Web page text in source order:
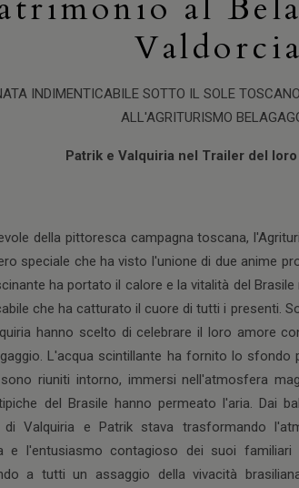
Valdorcia
INDIMENTICABILE SOTTO IL SOLE
ALL'AGRITURISMO
Patrik e Valquiria nel Trailer del
della pittoresca campagna toscana,
speciale che ha visto l'unione di due anime
ha portato il calore e la vitalità del
che ha catturato il cuore di tutti i presenti.
hanno scelto di celebrare il loro amore
L'acqua scintillante ha fornito lo
riuniti intorno, immersi nell'atmosfera
del Brasile hanno permeato l'aria. Dai
di Valquiria e Patrik stava trasformando
e l'entusiasmo contagioso dei suoi
a tutti un assaggio della vivacità